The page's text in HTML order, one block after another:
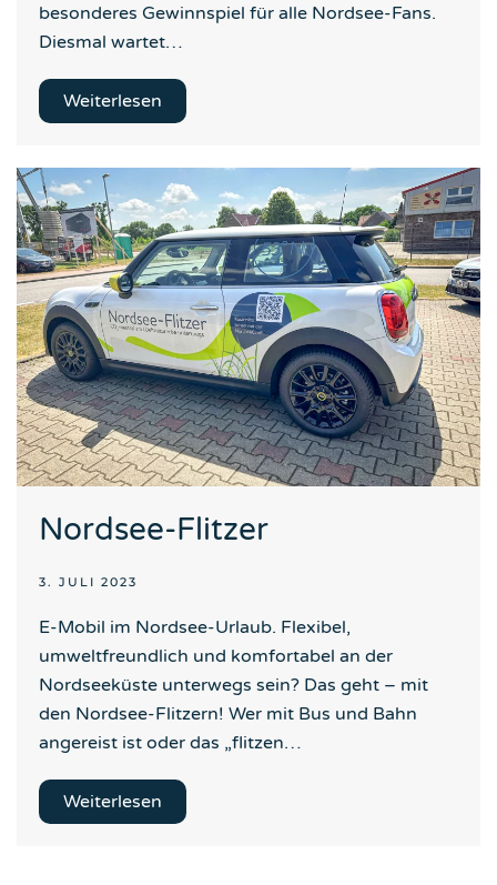
besonderes Gewinnspiel für alle Nordsee-Fans.
Diesmal wartet…
Weiterlesen
Nordsee-Flitzer
3. JULI 2023
E-Mobil im Nordsee-Urlaub. Flexibel,
umweltfreundlich und komfortabel an der
Nordseeküste unterwegs sein? Das geht – mit
den Nordsee-Flitzern! Wer mit Bus und Bahn
angereist ist oder das „flitzen…
Weiterlesen